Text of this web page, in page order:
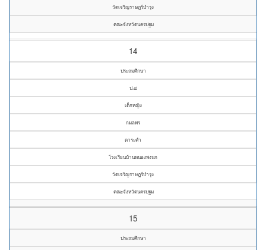
วัดเจริญราษฎร์บำรุง
คณะจังหวัดนครปฐม
14
ประถมศึกษา
ป.๔
เด็กหญิง
กมลพร
ตาระคำ
โรงเรียนบ้านหนองพงนก
วัดเจริญราษฎร์บำรุง
คณะจังหวัดนครปฐม
15
ประถมศึกษา